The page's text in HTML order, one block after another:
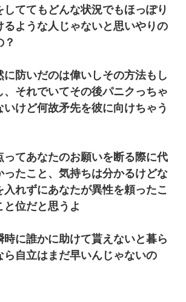
しててもどんな状況でもほっぽり
るような人じゃないと思いやりの
？
に防いだのは偉いしその方法もし
、それでいてその後パニクっちゃ
いけど何故矛先を彼に向けちゃう
ってあなたのお願いを断る際に代
ったこと、気持ちは分かるけどな
入れずにあなたが異性を頼ったこ
と位だと思うよ
時に誰かに助けて貰えないと暮ら
ら自立はまだ早いんじゃないの